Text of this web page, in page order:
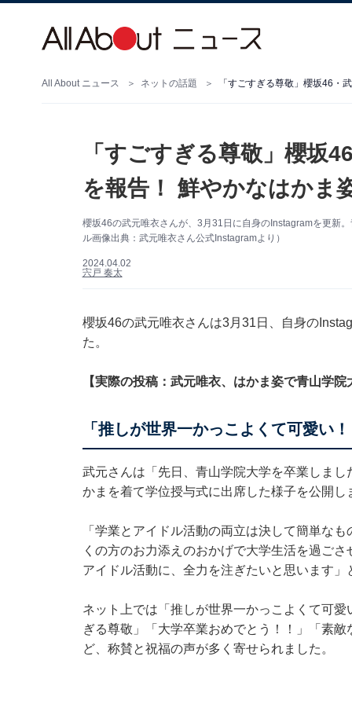
All About ニュース ネットの話題 「すごすぎる尊敬」櫻坂46・
「すごすぎる尊敬」櫻坂
を報告！ 鮮やかなはかま
櫻坂46の武元唯衣さんが、3月31日に自身のInstagramを更新
ル画像出典：武元唯衣さん公式Instagramより）
2024.04.02
宍戸 奏太
櫻坂46の武元唯衣さんは3月31日、自身の
た。
【実際の投稿：武元唯衣、はかま姿で青山学院
「推しが世界一かっこよくて可愛い！
武元さんは「先日、青山学院大学を卒業しまし
かまを着て学位授与式に出席した様子を公開し
「学業とアイドル活動の両立は決して簡単な
くの方のお力添えのおかげで大学生活を過ご
アイドル活動に、全力を注ぎたいと思います」
ネット上では「推しが世界一かっこよくて可
ぎる尊敬」「大学卒業おめでとう！！」「素
ど、称賛と祝福の声が多く寄せられました。